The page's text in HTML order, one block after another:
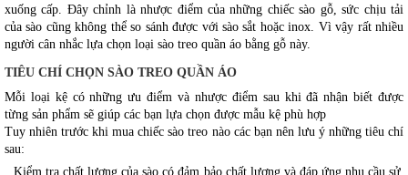
xuống cấp. Đây chỉnh là nhược điểm của những chiếc sào gỗ, sức chịu tải
của sào cũng không thể so sánh được với sào sắt hoặc inox. Vì vậy rất nhiều
người cân nhắc lựa chọn loại sào treo quần áo bằng gỗ này.
TIÊU CHÍ CHỌN SÀO TREO QUẦN ÁO
Mỗi loại kệ có những ưu điểm và nhược điểm sau khi đã nhận biết được
từng sản phẩm sẽ giúp các bạn lựa chọn được mẫu kệ phù hợp
Tuy nhiên trước khi mua chiếc sào treo nào các bạn nên lưu ý những tiêu chí
sau:
Kiểm tra chất lượng của sào có đảm bảo chất lượng và đáp ứng nhu cầu sử